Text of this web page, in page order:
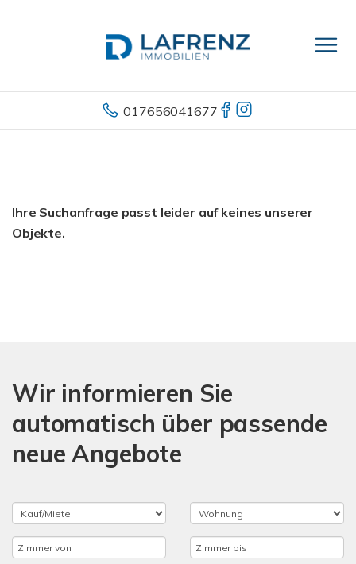
017656041677
Ihre Suchanfrage passt leider auf keines unserer
Objekte.
Wir informieren Sie
automatisch über passende
neue Angebote